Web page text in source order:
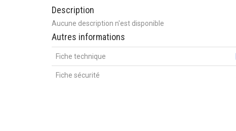
Description
Aucune description n'est disponible
Autres informations
Fiche technique
Fiche sécurité